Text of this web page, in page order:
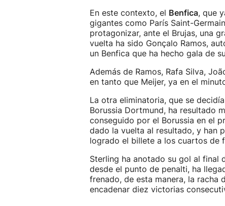
En este contexto, el Benfica, que
gigantes como París Saint-
protagonizar, ante el Brujas, una
vuelta ha sido Gonçalo Ramos,
un Benfica que ha hecho gala de
Además de Ramos, Rafa Silva,
en tanto que Meijer, ya en el
La otra eliminatoria, que se
Borussia Dortmund, ha resultado
conseguido por el Borussia en el
dado la vuelta al resultado, y han
logrado el billete a los cuartos de
Sterling ha anotado su gol al final
desde el punto de penalti, ha
frenado, de esta manera, la racha
encadenar diez victorias